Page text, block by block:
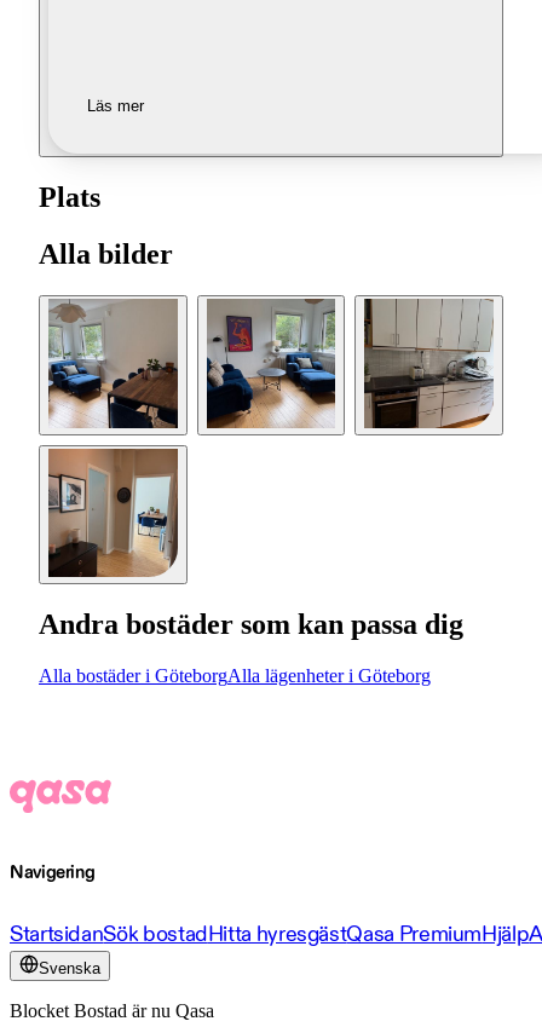
Läs mer
Plats
Alla bilder
Andra bostäder som kan passa dig
Alla bostäder i GöteborgAlla lägenheter i Göteborg
Navigering
StartsidanSök bostadHitta hyresgästQasa PremiumHjälp
Svenska
Blocket Bostad är nu Qasa